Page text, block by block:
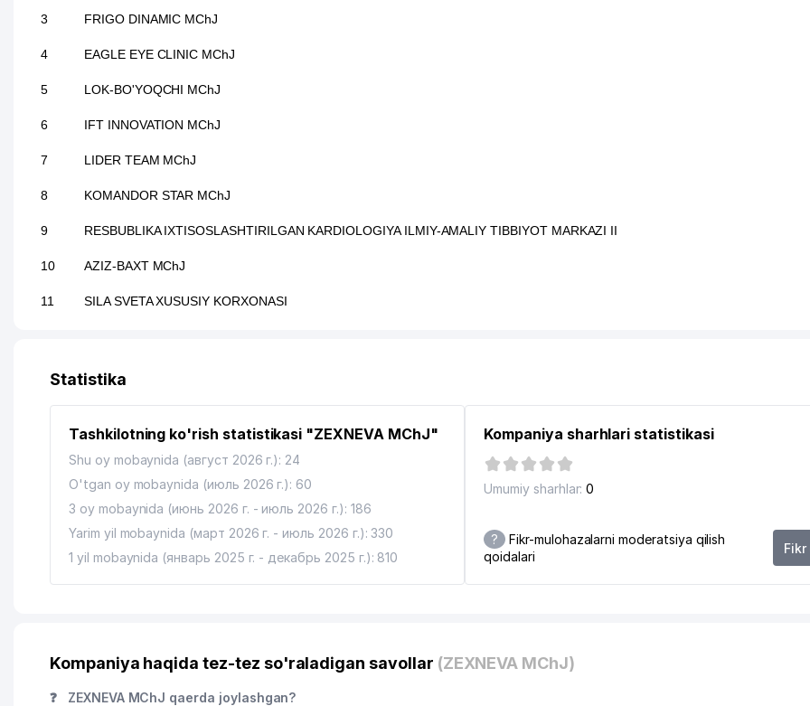
3 FRIGO DINAMIC MChJ
4 EAGLE EYE CLINIC MChJ
5 LOK-BO'YOQCHI MChJ
6 IFT INNOVATION MChJ
7 LIDER TEAM MChJ
8 KOMANDOR STAR MChJ
9 RESBUBLIKA IXTISOSLASHTIRILGAN KARDIOLOGIYA ILMIY-AMALIY TIBBIYOT MARKAZI II
10 AZIZ-BAXT MChJ
11 SILA SVETA XUSUSIY KORXONASI
13 GOLDEN HOUSE DEVELOPMENT MChJ
14 ECOWIN SYSTEMS MChJ
Statistika
Tashkilotning ko'rish statistikasi "ZEXNEVA MChJ"
Shu oy mobaynida (август 2026 г.): 24
O'tgan oy mobaynida (июль 2026 г.): 60
3 oy mobaynida (июнь 2026 г. - июль 2026 г.): 186
Yarim yil mobaynida (март 2026 г. - июль 2026 г.): 330
1 yil mobaynida (январь 2025 г. - декабрь 2025 г.): 810
Kompaniya sharhlari statistikasi
Umumiy sharhlar: 0
?
Fikr-mulohazalarni moderatsiya qilish
qoidalari
Kompaniya haqida tez-tez so'raladigan savollar (ZEXNEVA MChJ)
❓ ZEXNEVA MChJ qaerda joylashgan?